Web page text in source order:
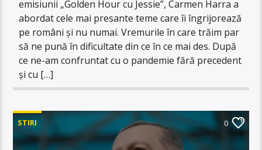
emisiunii „Golden Hour cu Jessie”, Carmen Harra a
abordat cele mai presante teme care îi îngrijorează
pe români și nu numai. Vremurile în care trăim par
să ne pună în dificultate din ce în ce mai des. După
ce ne-am confruntat cu o pandemie fără precedent
și cu […]
STIRI 0